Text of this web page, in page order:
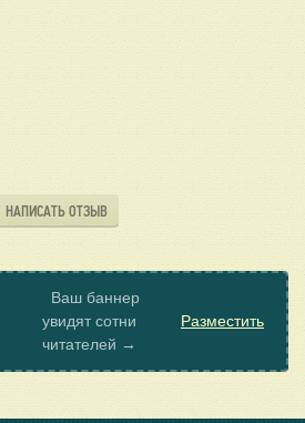
НАПИСАТЬ ОТЗЫВ
Ваш баннер
увидят сотни
читателей →
Разместить